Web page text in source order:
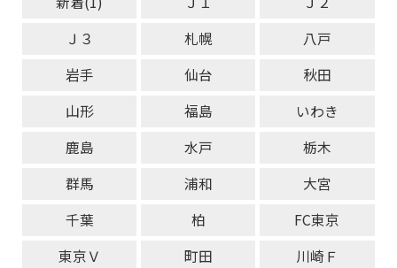
Ｊ３
札幌
八戸
岩手
仙台
秋田
山形
福島
いわき
鹿島
水戸
栃木
群馬
浦和
大宮
千葉
柏
FC東京
東京Ｖ
町田
川崎Ｆ